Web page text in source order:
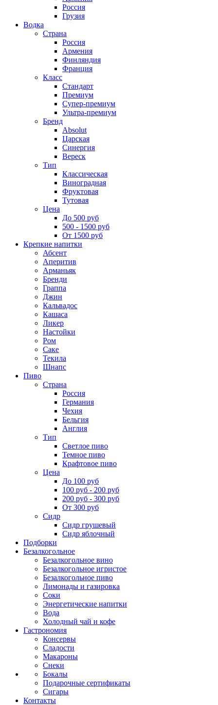
Россия
Грузия
Водка
Страна
Россия
Армения
Финляндия
Франция
Класс
Стандарт
Премиум
Супер-премиум
Ультра-премиум
Бренд
Absolut
Царская
Синергия
Вереск
Тип
Классическая
Виноградная
Фруктовая
Тутовая
Цена
До 500 руб
500 - 1500 руб
От 1500 руб
Крепкие напитки
Абсент
Аперитив
Арманьяк
Бренди
Граппа
Джин
Кальвадос
Кашаса
Ликер
Настойки
Ром
Саке
Текила
Шнапс
Пиво
Страна
Россия
Германия
Чехия
Бельгия
Англия
Тип
Светлое пиво
Темное пиво
Крафтовое пиво
Цена
До 100 руб
100 руб - 200 руб
200 руб - 300 руб
От 300 руб
Сидр
Сидр грушевый
Сидр яблочный
Подборки
Безалкогольное
Безалкогольное вино
Безалкогольное игристое
Безалкогольное пиво
Лимонады и газировка
Соки
Энергетические напитки
Вода
Холодный чай и кофе
Гастрономия
Консервы
Сладости
Макароны
Снеки
Бокалы
Подарочные сертификаты
Сигары
Контакты